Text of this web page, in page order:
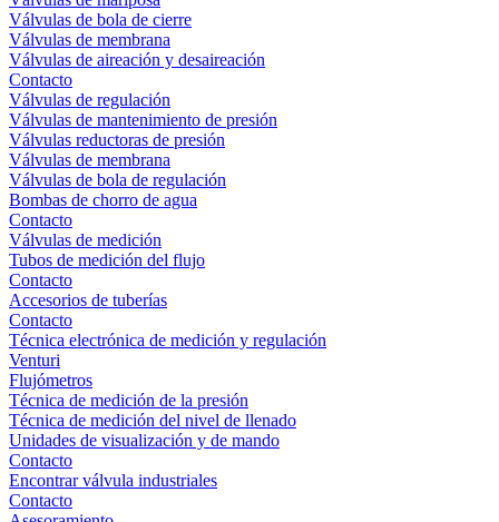
Válvulas de bola de cierre
Válvulas de membrana
Válvulas de aireación y desaireación
Contacto
Válvulas de regulación
Válvulas de mantenimiento de presión
Válvulas reductoras de presión
Válvulas de membrana
Válvulas de bola de regulación
Bombas de chorro de agua
Contacto
Válvulas de medición
Tubos de medición del flujo
Contacto
Accesorios de tuberías
Contacto
Técnica electrónica de medición y regulación
Venturi
Flujómetros
Técnica de medición de la presión
Técnica de medición del nivel de llenado
Unidades de visualización y de mando
Contacto
Encontrar válvula industriales
Contacto